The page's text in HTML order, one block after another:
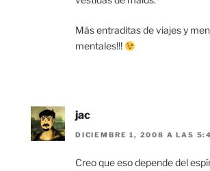
Más entraditas de viajes y
mentales!!!
jac
DICIEMBRE 1, 2008 A LAS
Creo que eso depende del